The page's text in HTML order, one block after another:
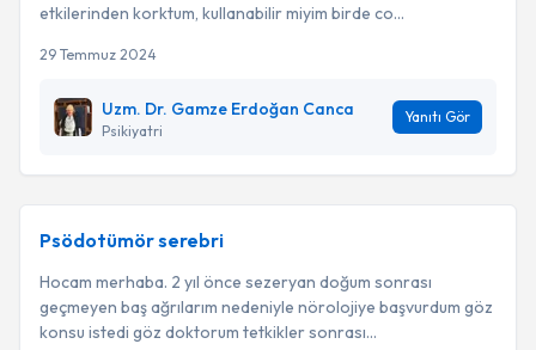
etkilerinden korktum, kullanabilir miyim birde co...
29 Temmuz 2024
Uzm. Dr. Gamze Erdoğan Canca
Psikiyatri
Yanıtı Gör
Psödotümör serebri
Hocam merhaba. 2 yıl önce sezeryan doğum sonrası
geçmeyen baş ağrılarım nedeniyle nörolojiye başvurdum göz
konsu istedi göz doktorum tetkikler sonrası...